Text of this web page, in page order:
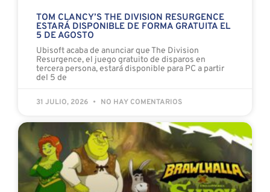
TOM CLANCY’S THE DIVISION RESURGENCE
ESTARÁ DISPONIBLE DE FORMA GRATUITA EL
5 DE AGOSTO
Ubisoft acaba de anunciar que The Division
Resurgence, el juego gratuito de disparos en
tercera persona, estará disponible para PC a partir
del 5 de
31 JULIO, 2026 NO HAY COMENTARIOS